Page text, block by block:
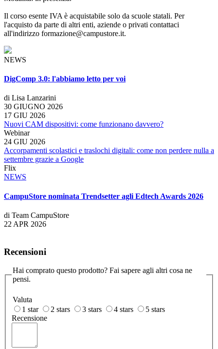
Il corso esente IVA è acquistabile solo da scuole statali. Per
l'acquisto da parte di altri enti, aziende o privati contattaci
all'indirizzo formazione@campustore.it.
NEWS
DigComp 3.0: l'abbiamo letto per voi
di Lisa Lanzarini
30 GIUGNO 2026
17 GIU 2026
Nuovi CAM dispositivi: come funzionano davvero?
Webinar
24 GIU 2026
Accorpamenti scolastici e traslochi digitali: come non perdere nulla a
settembre grazie a Google
Flix
NEWS
CampuStore nominata Trendsetter agli Edtech Awards 2026
di Team CampuStore
22 APR 2026
Recensioni
Hai comprato questo prodotto? Fai sapere agli altri cosa ne
pensi.
Valuta
1 star
2 stars 3 stars 4 stars
5 stars
Recensione